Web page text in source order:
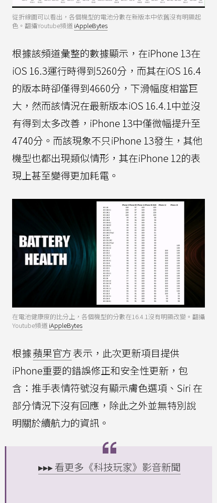
從折線圖可以看出，各個機型的電池分數在新版本中依舊沒有明顯起
色。翻攝Youtube頻道 iAppleBytes
根據該頻道彙整的數據顯示，在iPhone 13在
iOS 16.3運行時得到5260分，而其在iOS 16.4
的版本時卻僅得到4660分，下滑幅度相當巨
大，然而該情況在最新版本iOS 16.4.1中並沒
有得到太多改善，iPhone 13中僅微幅提升至
4740分。而該現象不只iPhone 13發生，其他
機型也都出現類似情形，其在iPhone 12的表
現上甚至變得更加耗電。
在電池健康度的比分上，各個機型的分數在16.4.1沒有明顯改變。翻攝
Youtube頻道 iAppleBytes
根據蘋果官方表示，此次更新項目提供
iPhone重要的錯誤修正和安全性更新，包
含：推手表情符號沒有顯示膚色選項、Siri 在
部分情況下沒有回應，除此之外並無特別說
明關於續航力的資訊。
▸▸▸ 看更多《科技玩家》影音新聞